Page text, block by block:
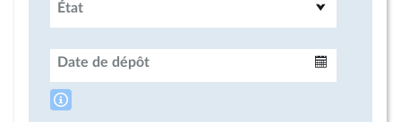
État
Date de dépôt